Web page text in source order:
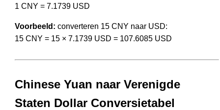
1 CNY = 7.1739 USD
Voorbeeld: converteren 15 CNY naar USD:
15 CNY = 15 × 7.1739 USD = 107.6085 USD
Chinese Yuan naar Verenigde
Staten Dollar Conversietabel